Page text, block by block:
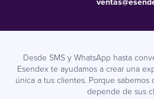
Desde SMS y WhatsApp hasta
Esendex te ayudamos a crear una
única a tus clientes. Porque
depende de sus